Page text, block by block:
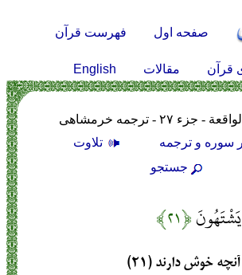
صفحه اول فهرست قرآن
قرآن مقالات English
سوره و ترجمه
تلاوت
جستجو
﴿۲۱﴾
خوش دارند (۲۱)